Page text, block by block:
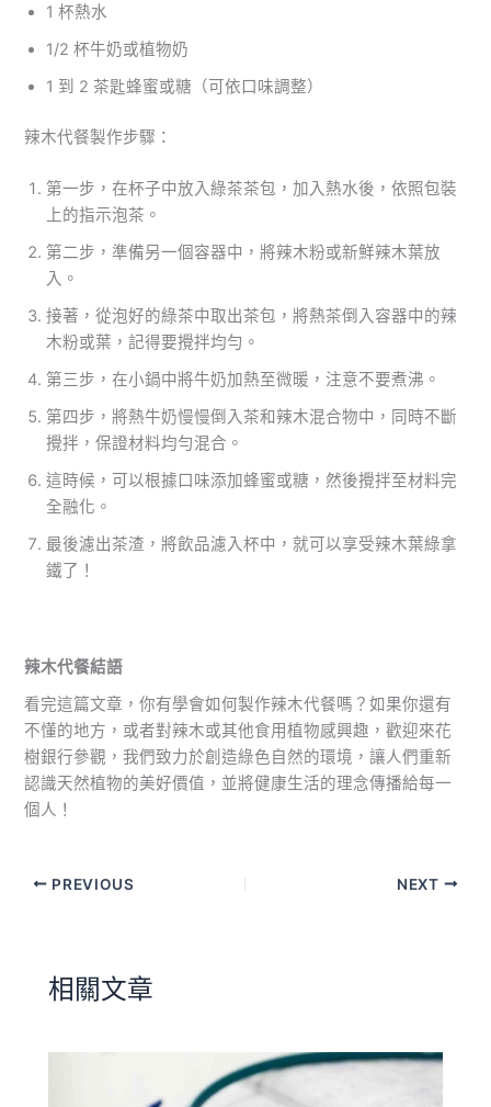
1 杯熱水
1/2 杯牛奶或植物奶
1 到 2 茶匙蜂蜜或糖（可依口味調整）
辣木代餐製作步驟：
第一步，在杯子中放入綠茶茶包，加入熱水後，依照包裝
上的指示泡茶。
第二步，準備另一個容器中，將辣木粉或新鮮辣木葉放
入。
接著，從泡好的綠茶中取出茶包，將熱茶倒入容器中的辣
木粉或葉，記得要攪拌均勻。
第三步，在小鍋中將牛奶加熱至微暖，注意不要煮沸。
第四步，將熱牛奶慢慢倒入茶和辣木混合物中，同時不斷
攪拌，保證材料均勻混合。
這時候，可以根據口味添加蜂蜜或糖，然後攪拌至材料完
全融化。
最後濾出茶渣，將飲品濾入杯中，就可以享受辣木葉綠拿
鐵了！
辣木代餐結語
看完這篇文章，你有學會如何製作辣木代餐嗎？如果你還有
不懂的地方，或者對辣木或其他食用植物感興趣，歡迎來花
樹銀行參觀，我們致力於創造綠色自然的環境，讓人們重新
認識天然植物的美好價值，並將健康生活的理念傳播給每一
個人！
PREVIOUS NEXT
相關文章